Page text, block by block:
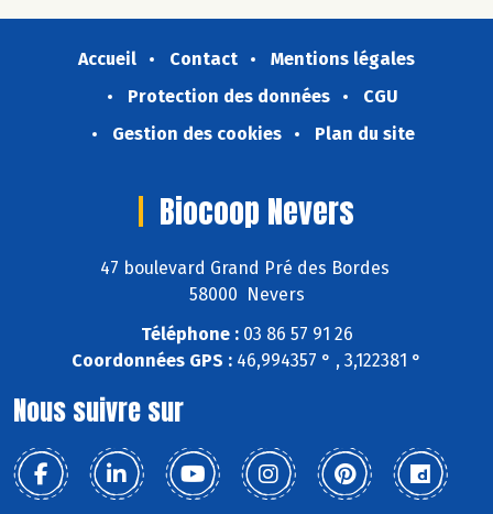
Accueil Contact
Mentions légales
Protection des données
CGU
Gestion des cookies
Plan du site
Biocoop Nevers
47 boulevard Grand Pré des Bordes
58000 Nevers
Téléphone :03 86 57 91 26
Coordonnées GPS : 46,994357 ° , 3,122381 °
Nous suivre sur